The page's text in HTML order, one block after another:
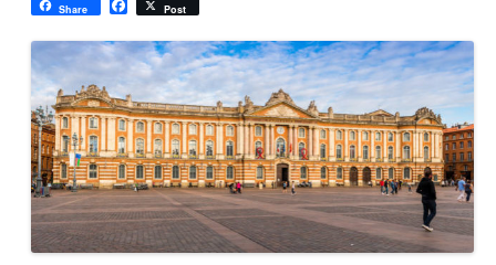
Share
a
c
e
b
o
o
k
Post